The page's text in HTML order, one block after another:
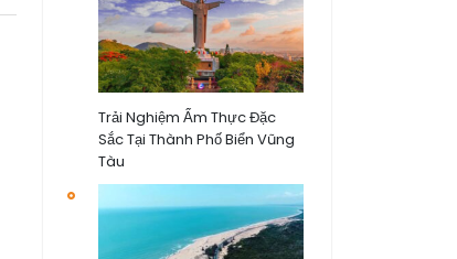
Trải Nghiệm Ẩm Thực Đặc
Sắc Tại Thành Phố Biển Vũng
Tàu